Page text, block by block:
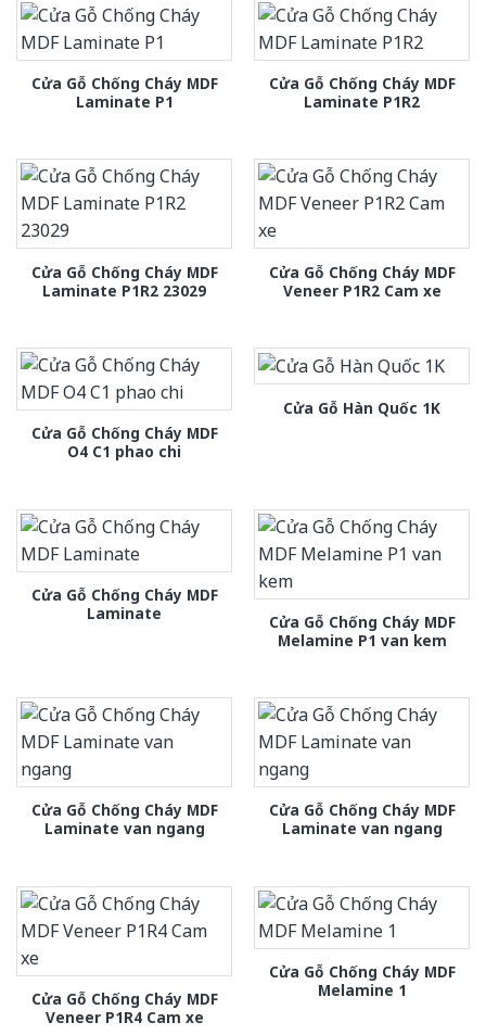
Cửa Gỗ Chống Cháy MDF
Laminate P1
Cửa Gỗ Chống Cháy MDF
Laminate P1R2
Cửa Gỗ Chống Cháy MDF
Laminate P1R2 23029
Cửa Gỗ Chống Cháy MDF
Veneer P1R2 Cam xe
Cửa Gỗ Chống Cháy MDF
O4 C1 phao chi
Cửa Gỗ Hàn Quốc 1K
Cửa Gỗ Chống Cháy MDF
Laminate
Cửa Gỗ Chống Cháy MDF
Melamine P1 van kem
Cửa Gỗ Chống Cháy MDF
Laminate van ngang
Cửa Gỗ Chống Cháy MDF
Laminate van ngang
Cửa Gỗ Chống Cháy MDF
Veneer P1R4 Cam xe
Cửa Gỗ Chống Cháy MDF
Melamine 1